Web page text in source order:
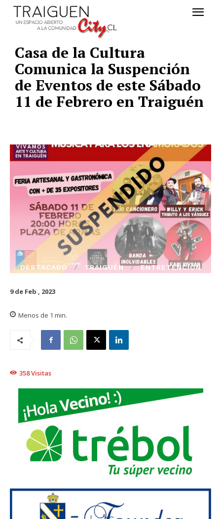
Casa de la Cultura
Comunica la Suspención
de Eventos de este Sábado
11 de Febrero en Traiguén
DESTACADO TRAIGUÉN ENTRETENCIÓN
9 de Feb , 2023
Menos de 1 min.
358Visitas